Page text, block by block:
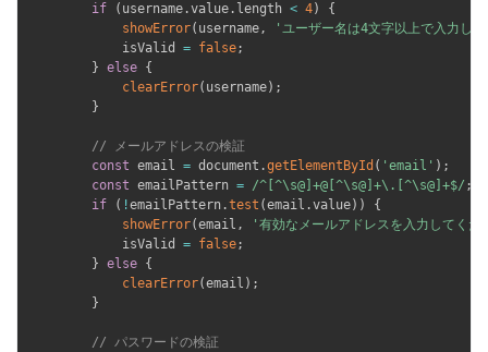
if
( username .value . length < 4)
{
showError( username,
'ユーザー名は4文字以上で入力し
            isValid
= false;
} else {
clearError( username) ;
}
// メールアドレスの検証
const email = document .getElementById ( 'email' ) ;
const emailPattern = /^[^\s@]+@[^\s@]+\.[^\s@]+$/ ;
if
( !emailPattern .test (email .value) )
{
showError(email ,
'有効なメールアドレスを入力してく
            isValid
= false;
} else {
clearError(email ) ;
}
// パスワードの検証